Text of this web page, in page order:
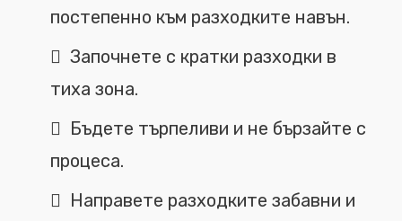
постепенно към разходките навън.
Започнете с кратки разходки в
тиха зона.
Бъдете търпеливи и не бързайте с
процеса.
Направете разходките забавни и